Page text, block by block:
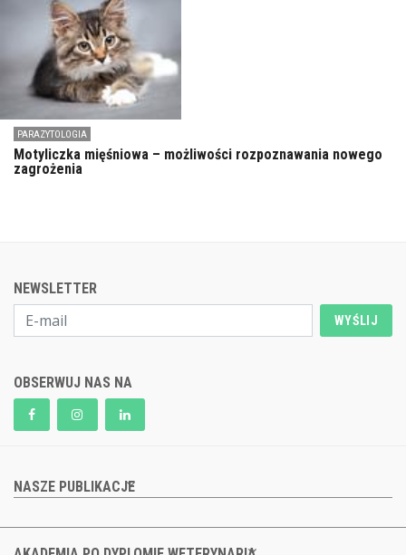
PARAZYTOLOGIA
Motyliczka mięśniowa – możliwości rozpoznawania nowego
zagrożenia
NEWSLETTER
WYŚLIJ
OBSERWUJ NAS NA
NASZE PUBLIKACJE